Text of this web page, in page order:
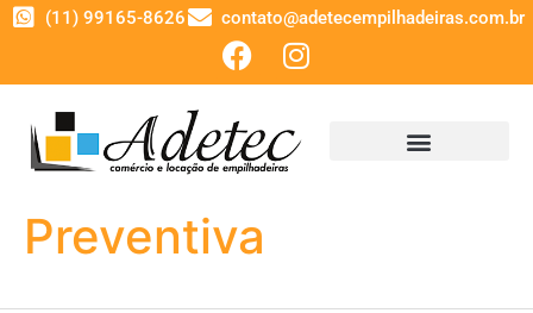
(11) 99165-8626 contato@adetecempilhadeiras.com.br
Preventiva